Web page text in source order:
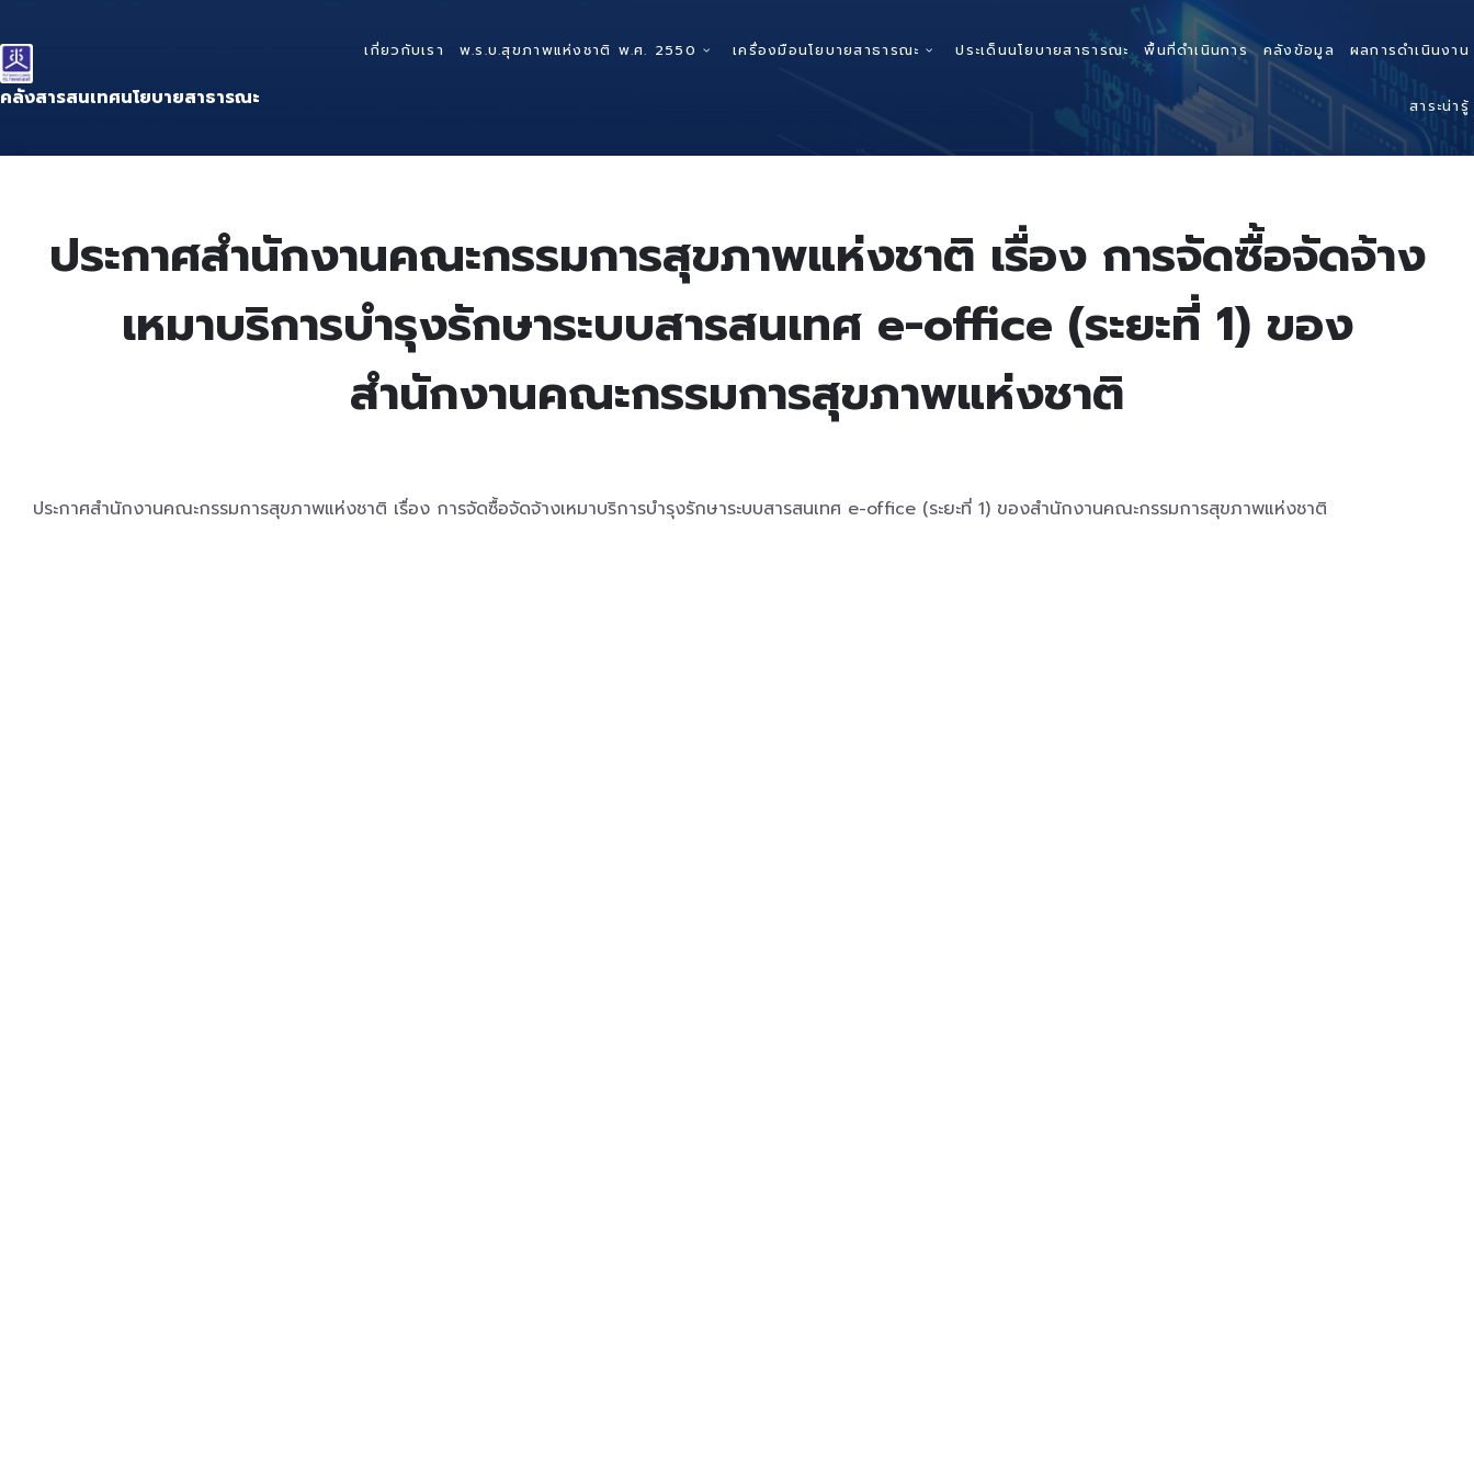
to
content
to
main
navigation
to
footer
คลังสารสนเทศนโยบายสาธารณะ
เกี่ยวกับเรา พ.ร.บ.สุขภาพแห่งชาติ พ.ศ. 2550 เครื่องมือนโยบายสาธารณะ ประเด็นนโยบายสาธารณะ พื้นที่ดำเนินการ คลังข้อมูล ผลการดำเนินงาน
สาระน่ารู้
ประกาศสำนักงานคณะกรรมการสุขภาพแห่งชาติ เรื่อง การจัดซื้อจัดจ้าง
เหมาบริการบำรุงรักษาระบบสารสนเทศ e-office (ระยะที่ 1) ของ
สำนักงานคณะกรรมการสุขภาพแห่งชาติ
ประกาศสำนักงานคณะกรรมการสุขภาพแห่งชาติ เรื่อง การจัดซื้อจัดจ้างเหมาบริการบำรุงรักษาระบบสารสนเทศ e-office (ระยะที่ 1) ของสำนักงานคณะกรรมการสุขภาพแห่งชาติ